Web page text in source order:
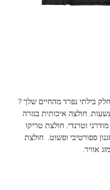
בילתי נפרד מהחיים שלך ?
חולצה איכותית בגזרה
וטרנדי. חולצת טריקו
ספורטיבי ופשוט.  חולצת
אוויר.